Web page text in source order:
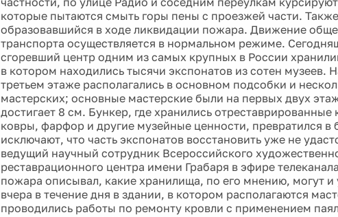
которые пытаются смыть горы пены с проезжей части.
образовавшийся в ходе ликвидации пожара. Движение
транспорта осуществляется в нормальном режиме.
сгоревший центр одним из самых крупных в России
в котором находились тысячи экспонатов из сотен музеев.
третьем этаже располагались в основном подсобки и
мастерских; основные мастерские были на первых двух
достигает 8 см. Бункер, где хранились
ковры, фарфор и другие музейные ценности, превратился в
исключают, что часть экспонатов восстановить уже не
ведущий научный сотрудник Всероссийского
реставрационного центра имени Грабаря в эфире
пожара описывал, какие хранилища, по его мнению, могут
вчера в течение дня в здании, в котором располагаются
проводились работы по ремонту кровли с применением